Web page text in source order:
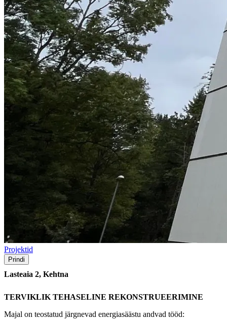
Projektid
Prindi
Lasteaia 2, Kehtna
TERVIKLIK TEHASELINE REKONSTRUEERIMINE
Majal on teostatud järgnevad energiasäästu andvad tööd: